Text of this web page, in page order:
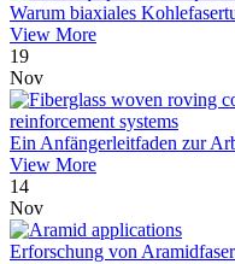
Warum biaxiales
View More
19
Nov
Ein Anfängerleitfaden zur
View More
14
Nov
Erforschung von